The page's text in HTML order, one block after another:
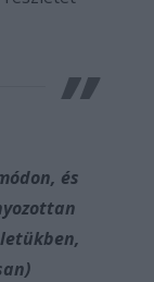
és